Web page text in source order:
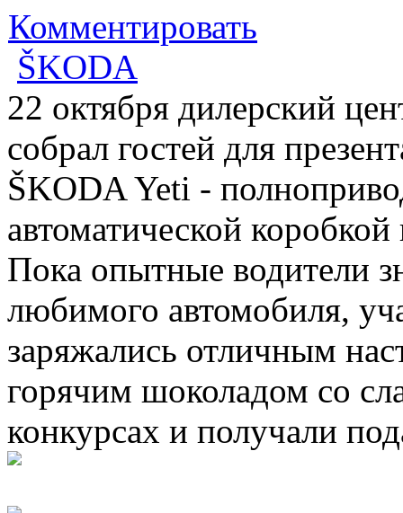
Комментировать
ŠKODA
22 октября дилерский
собрал гостей для
ŠKODA Yeti -
автоматической коробкой
Пока опытные водители
любимого автомобиля,
заряжались отличным
горячим шоколадом со
конкурсах и получали